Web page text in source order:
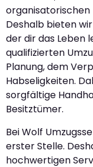
organisatorischen
Deshalb bieten
der dir das Leben
qualifizierten
Planung, dem
Habseligkeiten.
sorgfältige
Besitztümer.
Bei Wolf
erster Stelle.
hochwertigen